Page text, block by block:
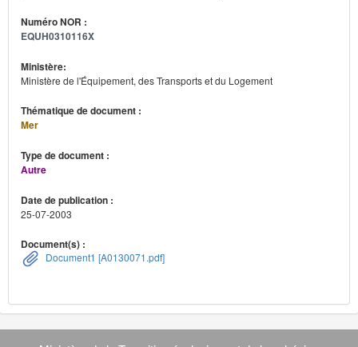
Numéro NOR :
EQUH0310116X
Ministère:
Ministère de l'Équipement, des Transports et du Logement
Thématique de document :
Mer
Type de document :
Autre
Date de publication :
25-07-2003
Document(s) :
Document1 [A0130071.pdf]
Navigation